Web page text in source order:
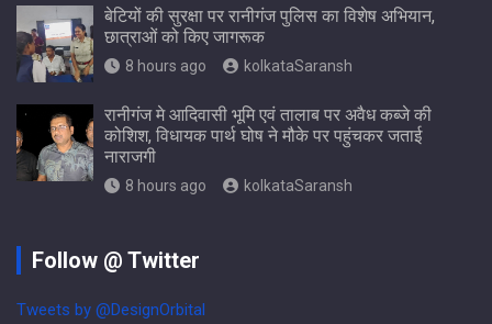
बेटियों की सुरक्षा पर रानीगंज पुलिस का विशेष अभियान,
छात्राओं को किए जागरूक
8 hours ago kolkataSaransh
रानीगंज मे आदिवासी भूमि एवं तालाब पर अवैध कब्जे की
कोशिश, विधायक पार्थ घोष ने मौके पर पहुंचकर जताई
नाराजगी
8 hours ago kolkataSaransh
Follow @ Twitter
Tweets by @DesignOrbital